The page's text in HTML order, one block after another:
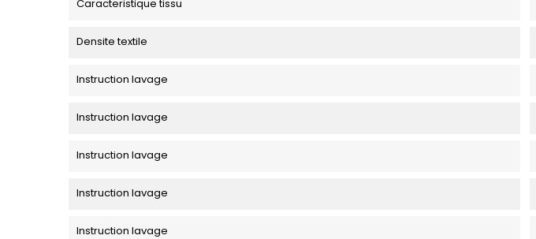
Caracteristique tissu
Densite textile
Instruction lavage
Instruction lavage
Instruction lavage
Instruction lavage
Instruction lavage